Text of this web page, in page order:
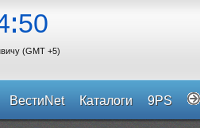
50
(GMT +5)
ВестиNet Каталоги 9PS